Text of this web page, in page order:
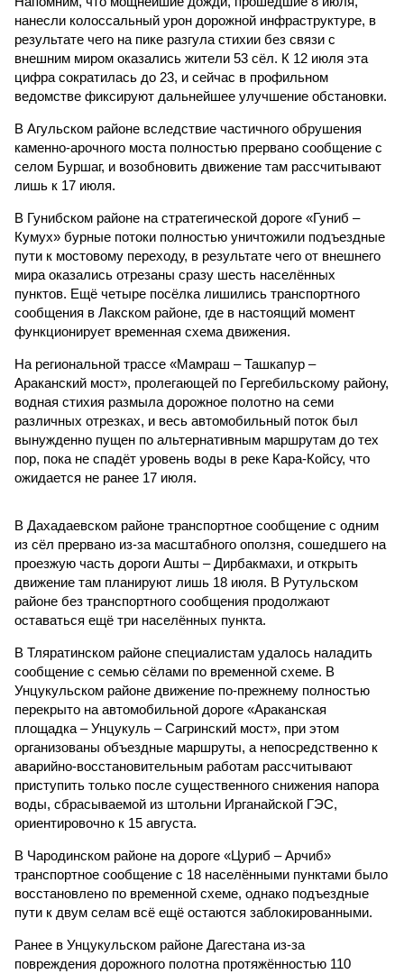
нанесли колоссальный урон дорожной инфраструктуре, в
результате чего на пике разгула стихии без связи с
внешним миром оказались жители 53 сёл. К 12 июля эта
цифра сократилась до 23, и сейчас в профильном
ведомстве фиксируют дальнейшее улучшение обстановки.
В Агульском районе вследствие частичного обрушения
каменно-арочного моста полностью прервано сообщение с
селом Буршаг, и возобновить движение там рассчитывают
лишь к 17 июля.
В Гунибском районе на стратегической дороге «Гуниб –
Кумух» бурные потоки полностью уничтожили подъездные
пути к мостовому переходу, в результате чего от внешнего
мира оказались отрезаны сразу шесть населённых
пунктов. Ещё четыре посёлка лишились транспортного
сообщения в Лакском районе, где в настоящий момент
функционирует временная схема движения.
На региональной трассе «Мамраш – Ташкапур –
Араканский мост», пролегающей по Гергебильскому району,
водная стихия размыла дорожное полотно на семи
различных отрезках, и весь автомобильный поток был
вынужденно пущен по альтернативным маршрутам до тех
пор, пока не спадёт уровень воды в реке Кара-Койсу, что
ожидается не ранее 17 июля.
В Дахадаевском районе транспортное сообщение с одним
из сёл прервано из-за масштабного оползня, сошедшего на
проезжую часть дороги Ашты – Дирбакмахи, и открыть
движение там планируют лишь 18 июля. В Рутульском
районе без транспортного сообщения продолжают
оставаться ещё три населённых пункта.
В Тляратинском районе специалистам удалось наладить
сообщение с семью сёлами по временной схеме. В
Унцукульском районе движение по-прежнему полностью
перекрыто на автомобильной дороге «Араканская
площадка – Унцукуль – Сагринский мост», при этом
организованы объездные маршруты, а непосредственно к
аварийно-восстановительным работам рассчитывают
приступить только после существенного снижения напора
воды, сбрасываемой из штольни Ирганайской ГЭС,
ориентировочно к 15 августа.
В Чародинском районе на дороге «Цуриб – Арчиб»
транспортное сообщение с 18 населёнными пунктами было
восстановлено по временной схеме, однако подъездные
пути к двум селам всё ещё остаются заблокированными.
Ранее в Унцукульском районе Дагестана из-за
повреждения дорожного полотна протяжённостью 110